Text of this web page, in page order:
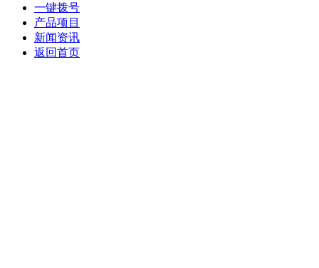
一键拨号
产品项目
新闻资讯
返回首页